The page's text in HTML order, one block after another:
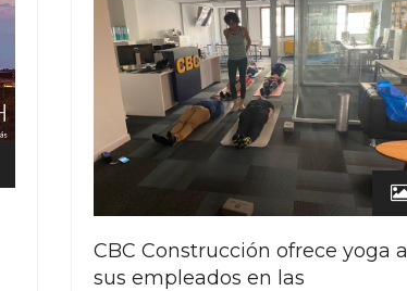
CBC Construcción ofrece yoga a
sus empleados en las